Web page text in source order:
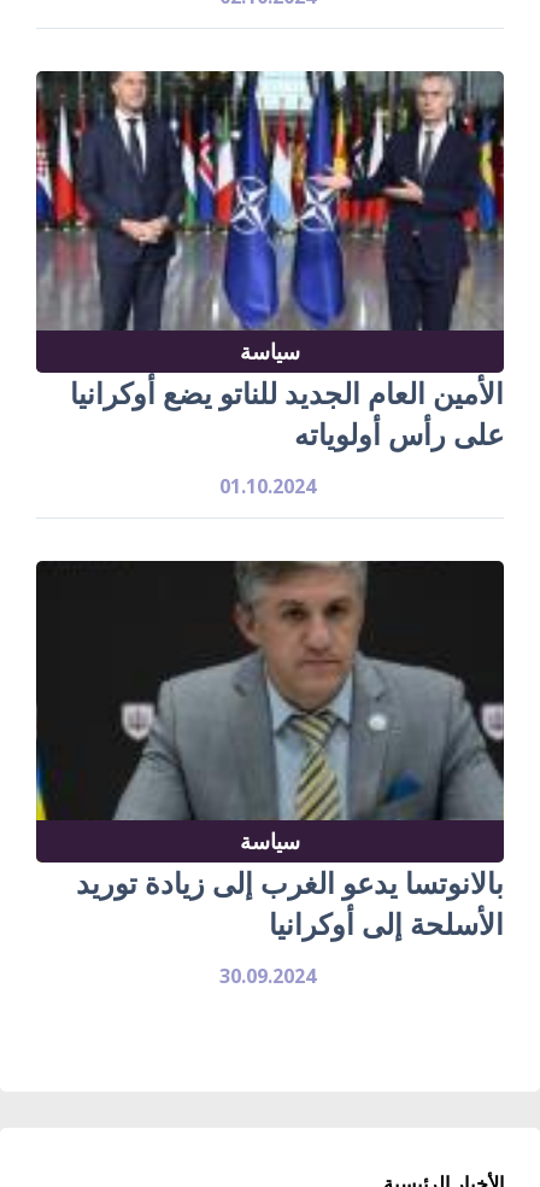
سياسة
الأمين العام الجديد للناتو يضع أوكرانيا
على رأس أولوياته
01.10.2024
سياسة
بالانوتسا يدعو الغرب إلى زيادة توريد
الأسلحة إلى أوكرانيا
30.09.2024